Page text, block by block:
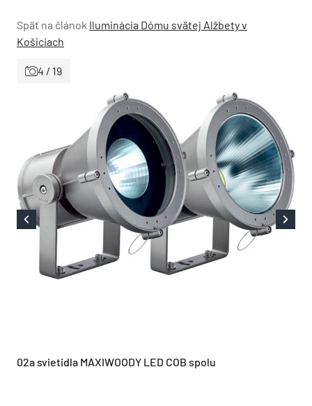
Späť na článok Iluminácia Dómu svätej Alžbety v
Košiciach
4 / 19
02a svietidla MAXIWOODY LED COB spolu